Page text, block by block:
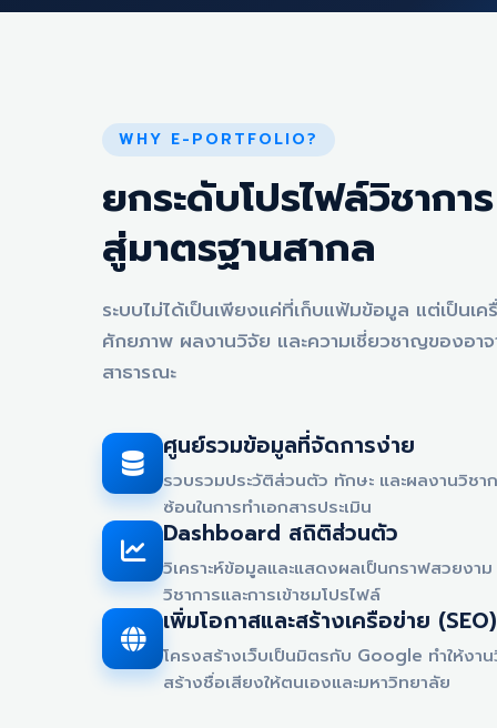
WHY E-PORTFOLIO?
ยกระดับโปรไฟล์วิชาการ
สู่มาตรฐานสากล
ระบบไม่ได้เป็นเพียงแค่ที่เก็บแฟ้มข้อมูล แต่เป็นเ
ศักยภาพ ผลงานวิจัย และความเชี่ยวชาญของอา
สาธารณะ
ศูนย์รวมข้อมูลที่จัดการง่าย
รวบรวมประวัติส่วนตัว ทักษะ และผลงานวิชา
ซ้อนในการทำเอกสารประเมิน
Dashboard สถิติส่วนตัว
วิเคราะห์ข้อมูลและแสดงผลเป็นกราฟสวยงา
วิชาการและการเข้าชมโปรไฟล์
เพิ่มโอกาสและสร้างเครือข่าย (SEO)
โครงสร้างเว็บเป็นมิตรกับ Google ทำให้ง
สร้างชื่อเสียงให้ตนเองและมหาวิทยาลัย